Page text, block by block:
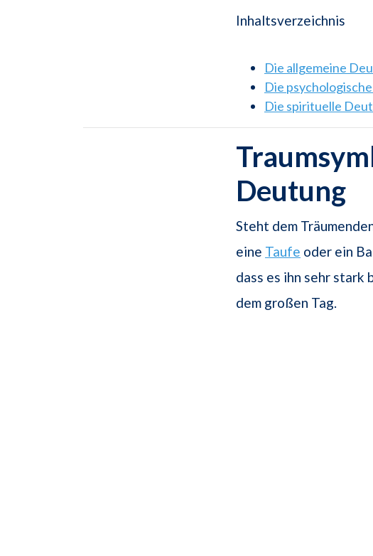
Inhaltsverzeichnis
Die allgemeine
Die
Die spirituelle
Deutung
Steht dem
eine Taufe oder ein
dass es ihn sehr
dem großen Tag.